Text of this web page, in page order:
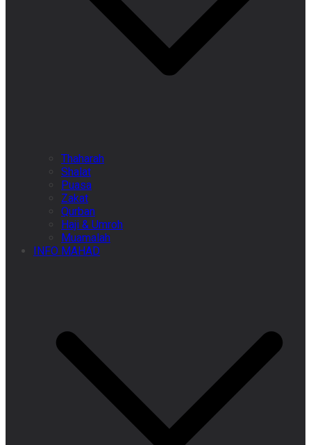
Thaharah
Shalat
Puasa
Zakat
Qurban
Haji & Umroh
Muamalah
INFO MAHAD